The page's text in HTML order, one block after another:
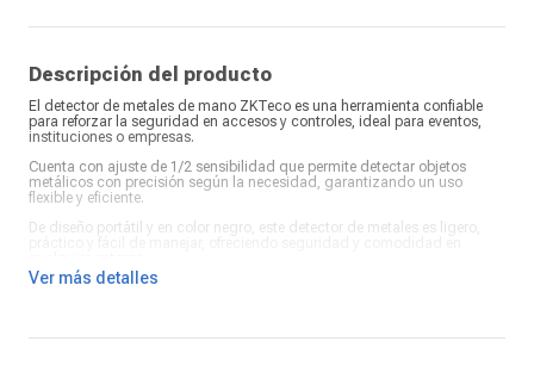
Descripción del producto
El detector de metales de mano ZKTeco es una herramienta confiable
para reforzar la seguridad en accesos y controles, ideal para eventos,
instituciones o empresas.
Cuenta con ajuste de 1/2 sensibilidad que permite detectar objetos
metálicos con precisión según la necesidad, garantizando un uso
flexible y eficiente.
De diseño portátil y en color negro, este detector de metales es ligero,
Ver más detalles